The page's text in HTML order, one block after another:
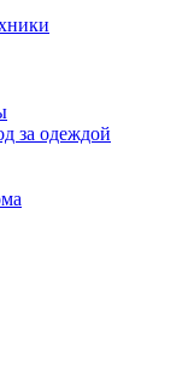
за одеждой